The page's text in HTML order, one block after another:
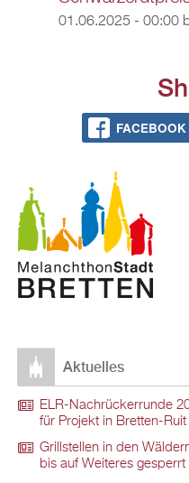
01.06.2025 - 00:00
FACEBOOK
Aktuelles
ELR-Nachrückerrunde
für Projekt in Bretten-Ruit
Grillstellen in den
bis auf Weiteres gesperrt